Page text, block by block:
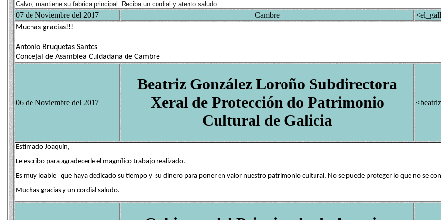
Calvo, mantiene su fabrica principal. Reciba un cordial y atento saludo.
07 de Noviembre del 2017 Cambre
Muchas gracias!!!
Antonio Bruquetas Santos
Concejal de Asamblea Cuidadana de Cambre
06 de Noviembre del 2017
Beatriz González Loroño Subdirectora
Xeral de Protección do Patrimonio
Cultural de Galicia
Estimado Joaquín,
Le escribo para agradecerle el magnífico trabajo realizado.
Es muy loable que haya dedicado su tiempo y su dinero para poner en valor nuestro patrimonio cultural. No se puede proteger lo que no se
Muchas gracias y un cordial saludo.